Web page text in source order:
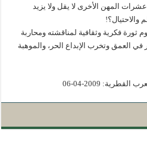
المهن الأخرى لا يقل ولا يزيد
والاحتيال؟!
فكرية وثقافية لمناقشته ومحاربة
في العمق وتخرب الإبداع الحر، والموهبة
2009-04-06